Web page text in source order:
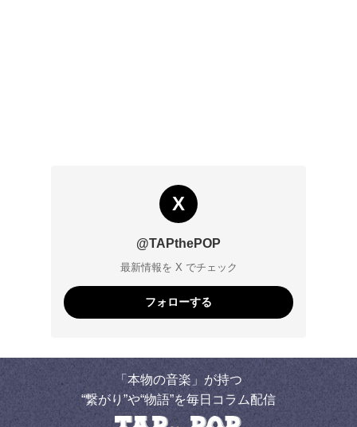
X
@TAPthePOP
最新情報を X でチェック
フォローする
「本物の音楽」が持つ
“繋がり”や“物語”を毎日コラム配信